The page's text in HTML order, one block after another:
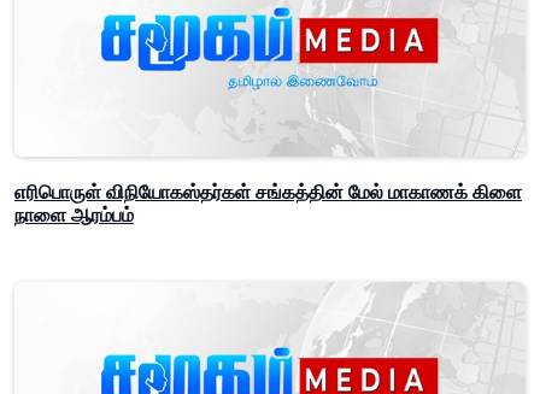
எரிபொருள் விநியோகஸ்தர்கள் சங்கத்தின் மேல் மாகாணக் கிளை
நாளை ஆரம்பம்